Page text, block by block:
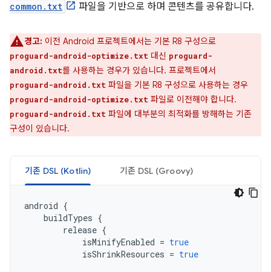
common.txt
파일을 기반으로 하며 콘텐츠를 공유합니다.
경고: 이전 Android 프로젝트에서는 기본 R8 구성으로
proguard-android-optimize.txt 대신 proguard-
android.txt를 사용하는 경우가 있습니다. 프로젝트에서
proguard-android.txt 파일을 기본 R8 구성으로 사용하는 경우
proguard-android-optimize.txt 파일로 이전해야 합니다.
proguard-android.txt 파일에 대부분의 최적화를 방해하는 기존
구성이 있습니다.
기존 DSL (Kotlin) 기존 DSL (Groovy)
android {
buildTypes {
release {
isMinifyEnabled = true
isShrinkResources = true